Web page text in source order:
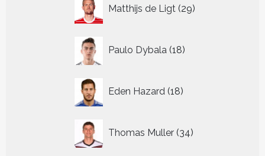
Matthijs de Ligt 29
producten
Paulo Dybala 18
producten
Eden Hazard 18
producten
Thomas Muller 34
producten